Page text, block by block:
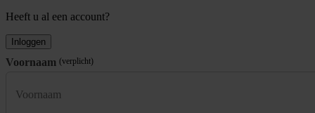
Heeft u al een account?
Inloggen
Voornaam (verplicht)